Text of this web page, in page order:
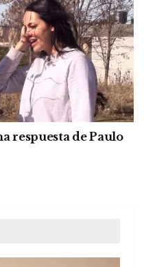
respuesta de Paulo